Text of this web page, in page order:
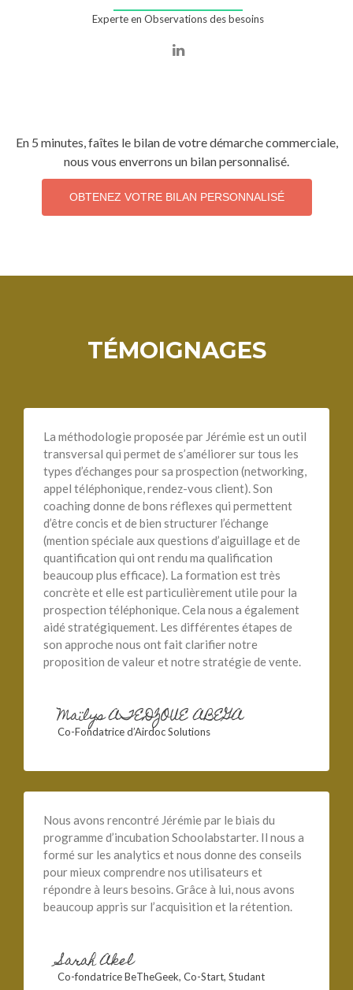
Experte en Observations des besoins
En 5 minutes, faîtes le bilan de votre démarche commerciale,
nous vous enverrons un bilan personnalisé.
OBTENEZ VOTRE BILAN PERSONNALISÉ
TÉMOIGNAGES
La méthodologie proposée par Jérémie est un outil
transversal qui permet de s’améliorer sur tous les
types d’échanges pour sa prospection (networking,
appel téléphonique, rendez-vous client). Son
coaching donne de bons réflexes qui permettent
d’être concis et de bien structurer l’échange
(mention spéciale aux questions d’aiguillage et de
quantification qui ont rendu ma qualification
beaucoup plus efficace). La formation est très
concrète et elle est particulièrement utile pour la
prospection téléphonique. Cela nous a également
aidé stratégiquement. Les différentes étapes de
son approche nous ont fait clarifier notre
proposition de valeur et notre stratégie de vente.
Maïlys ATEDZOUE ABEGA
Co-Fondatrice d’Airdoc Solutions
Nous avons rencontré Jérémie par le biais du
programme d’incubation Schoolabstarter. Il nous a
formé sur les analytics et nous donne des conseils
pour mieux comprendre nos utilisateurs et
répondre à leurs besoins. Grâce à lui, nous avons
beaucoup appris sur l’acquisition et la rétention.
Sarah Akel
Co-fondatrice BeTheGeek, Co-Start, Studant